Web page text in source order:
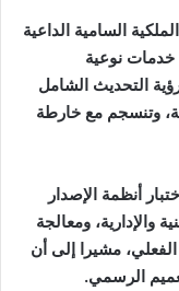
السامية الداعية
خدمات نوعية
التحديث الشامل
وتنسجم مع خارطة
أنظمة الإصدار
والإدارية، ومعالجة
مشيرا إلى أن
الرسمي.